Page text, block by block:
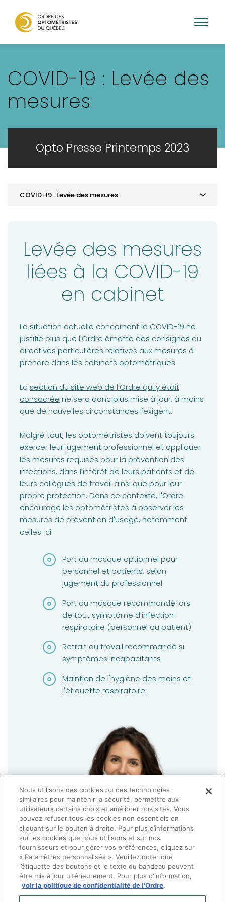
contenu
COVID-19 : Levée des
mesures
Opto Presse Printemps 2023
COVID-19 : Levée des mesures
VOTRE PRATIQUE
Guide exercice clinique actualisé
Téléoptométrie : non au nivellement par le bas
Syndic: obligation de collaborer
COVID-19 : Levée des mesures
Levée des mesures
liées à la COVID-19
en cabinet
La situation actuelle concernant la COVID-19 ne
justifie plus que l'Ordre émette des consignes ou
directives particulières relatives aux mesures à
prendre dans les cabinets optométriques.
La section du site web de l’Ordre qui y était
consacrée ne sera donc plus mise à jour, à moins
que de nouvelles circonstances l'exigent.
Malgré tout, les optométristes doivent toujours
exercer leur jugement professionnel et appliquer
les mesures requises pour la prévention des
infections, dans l'intérêt de leurs patients et de
leurs collègues de travail ainsi que pour leur
propre protection. Dans ce contexte, l'Ordre
encourage les optométristes à observer les
mesures de prévention d'usage, notamment
celles-ci:
Port du masque optionnel pour
personnel et patients, selon
jugement du professionnel
Port du masque recommandé lors
de tout symptôme d'infection
respiratoire (personnel ou patient)
Retrait du travail recommandé si
symptômes incapacitants
Maintien de l'hygiène des mains et
l'étiquette respiratoire.
Nous utilisons des cookies ou des technologies
similaires pour maintenir la sécurité, permettre aux
utilisateurs certains choix et améliorer nos sites. Vous
pouvez refuser tous les cookies non essentiels en
cliquant sur le bouton à droite. Pour plus d’informations
sur les cookies que nous utilisons et sur nos
fournisseurs et pour gérer vos préférences, cliquez sur
« Paramètres personnalisés ». Veuillez noter que
l’étiquette des boutons et le texte du bandeau peuvent
être mis à jour ultérieurement. Pour plus d'information,
voir la politique de confidentialité de l'Ordre.